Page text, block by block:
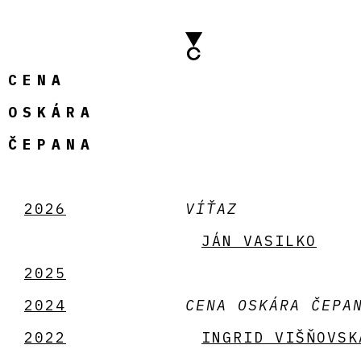
CENA
OSKÁRA
ČEPANA
2026
2025
2024
2022
VÍŤAZ
JÁN VASILKO
CENA OSKÁRA
INGRID